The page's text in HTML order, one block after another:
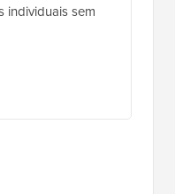
individuais sem